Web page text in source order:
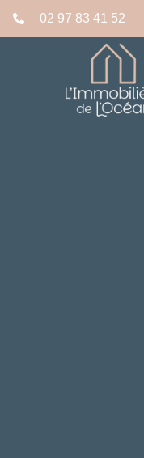
02 97 83 41 52